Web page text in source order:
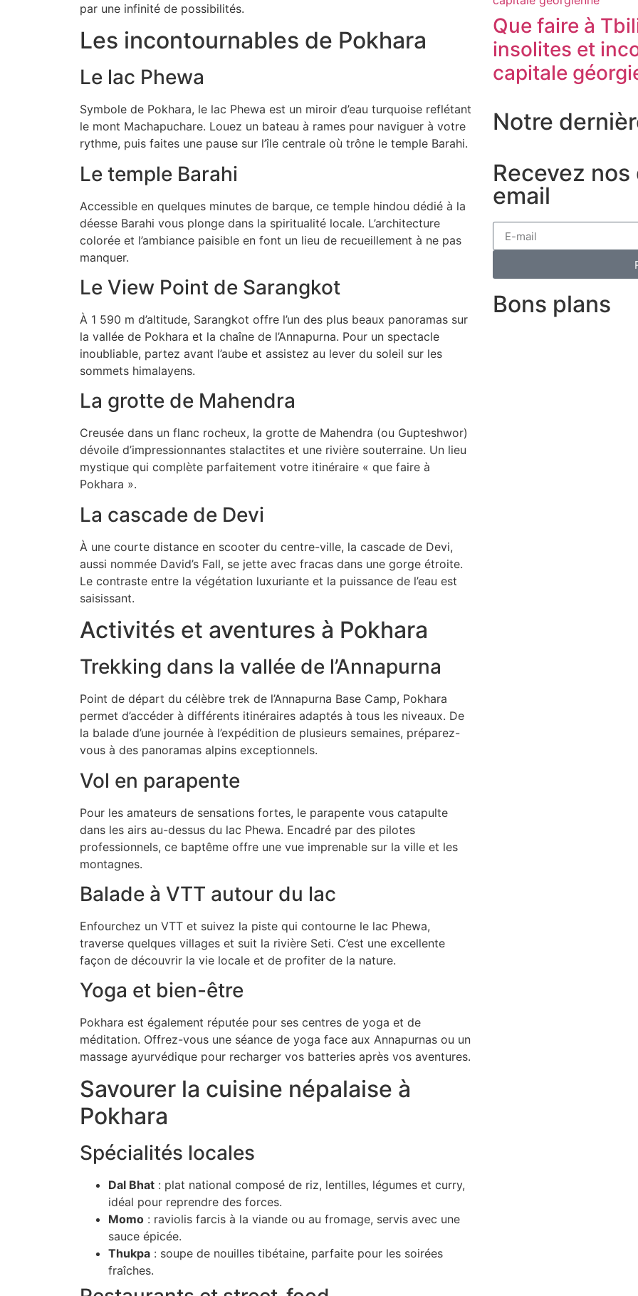
par une infinité de possibilités.
Les incontournables de Pokhara
Le lac Phewa
Symbole de Pokhara, le lac Phewa est un miroir d’eau turquoise reflétant
le mont Machapuchare. Louez un bateau à rames pour naviguer à votre
rythme, puis faites une pause sur l’île centrale où trône le temple Barahi.
Le temple Barahi
Accessible en quelques minutes de barque, ce temple hindou dédié à la
déesse Barahi vous plonge dans la spiritualité locale. L’architecture
colorée et l’ambiance paisible en font un lieu de recueillement à ne pas
manquer.
Le View Point de Sarangkot
À 1 590 m d’altitude, Sarangkot offre l’un des plus beaux panoramas sur
la vallée de Pokhara et la chaîne de l’Annapurna. Pour un spectacle
inoubliable, partez avant l’aube et assistez au lever du soleil sur les
sommets himalayens.
La grotte de Mahendra
Creusée dans un flanc rocheux, la grotte de Mahendra (ou Gupteshwor)
dévoile d’impressionnantes stalactites et une rivière souterraine. Un lieu
mystique qui complète parfaitement votre itinéraire « que faire à
Pokhara ».
La cascade de Devi
À une courte distance en scooter du centre-ville, la cascade de Devi,
aussi nommée David’s Fall, se jette avec fracas dans une gorge étroite.
Le contraste entre la végétation luxuriante et la puissance de l’eau est
saisissant.
Activités et aventures à Pokhara
Trekking dans la vallée de l’Annapurna
Point de départ du célèbre trek de l’Annapurna Base Camp, Pokhara
permet d’accéder à différents itinéraires adaptés à tous les niveaux. De
la balade d’une journée à l’expédition de plusieurs semaines, préparez-
vous à des panoramas alpins exceptionnels.
Vol en parapente
Pour les amateurs de sensations fortes, le parapente vous catapulte
dans les airs au-dessus du lac Phewa. Encadré par des pilotes
professionnels, ce baptême offre une vue imprenable sur la ville et les
montagnes.
Balade à VTT autour du lac
Enfourchez un VTT et suivez la piste qui contourne le lac Phewa,
traverse quelques villages et suit la rivière Seti. C’est une excellente
façon de découvrir la vie locale et de profiter de la nature.
Yoga et bien-être
Pokhara est également réputée pour ses centres de yoga et de
méditation. Offrez-vous une séance de yoga face aux Annapurnas ou un
massage ayurvédique pour recharger vos batteries après vos aventures.
Savourer la cuisine népalaise à
Pokhara
Spécialités locales
Dal Bhat : plat national composé de riz, lentilles, légumes et curry,
idéal pour reprendre des forces.
Momo : raviolis farcis à la viande ou au fromage, servis avec une
sauce épicée.
Thukpa : soupe de nouilles tibétaine, parfaite pour les soirées
fraîches.
Que faire à
insolites et
capitale
Notre
Recevez
email
Bons plans